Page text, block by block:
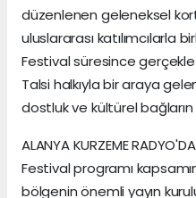
düzenlenen geleneksel
uluslararası katılımcılarla
Festival süresince
Talsi halkıyla bir araya
dostluk ve kültürel
ALANYA KURZEME
Festival programı
bölgenin önemli yayın